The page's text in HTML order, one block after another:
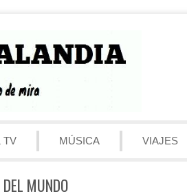
TV MÚSICA VIAJES
MUNDO